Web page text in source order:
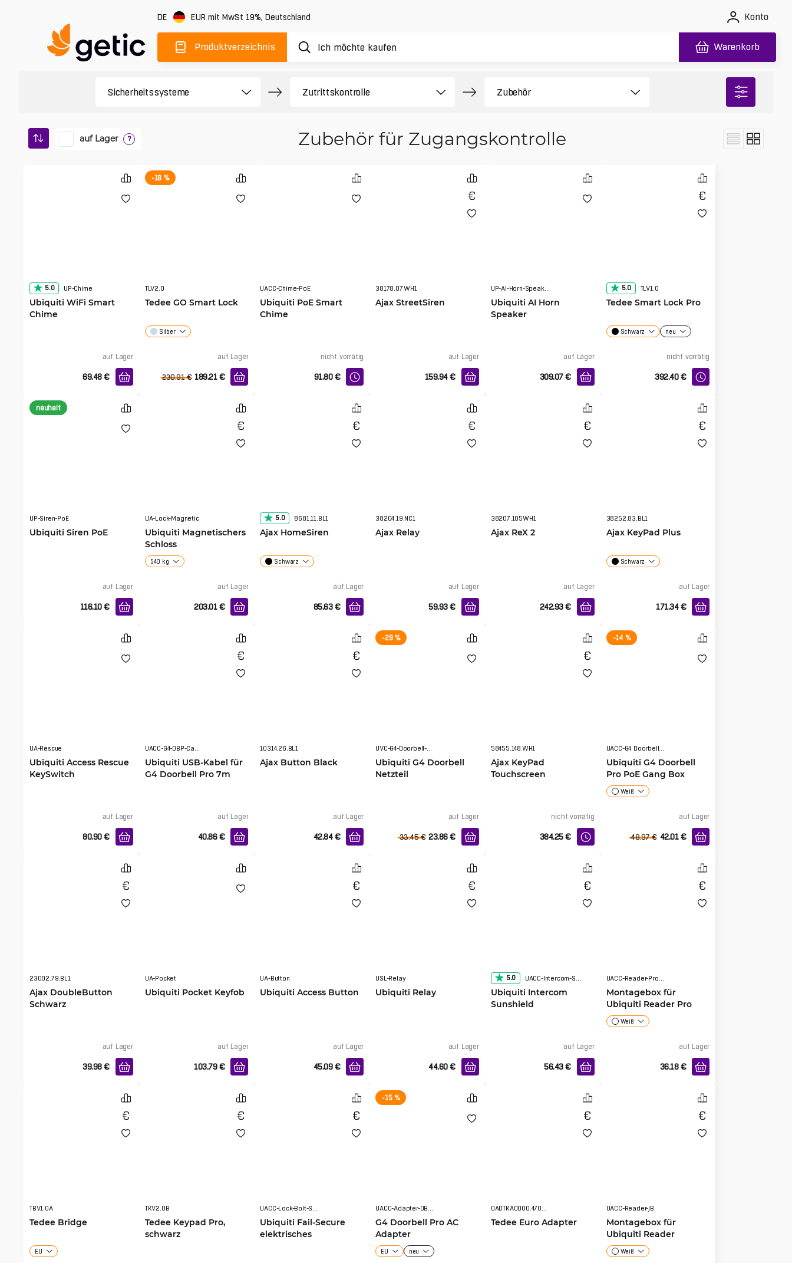
DE EUR mit MwSt 19%, Deutschland Konto
Produktverzeichnis Warenkorb
auf Lager ? Zubehör für Zugangskontrolle
5.0 UP-Chime
Ubiquiti WiFi Smart
Chime
auf Lager
69.48 €
-18 %
TLV2.0
Tedee GO Smart Lock
Silber
auf Lager
230.91 € 189.21 €
UACC-Chime-PoE
Ubiquiti PoE Smart
Chime
nicht vorrätig
91.80 €
38178.07.WH1
Ajax StreetSiren
auf Lager
159.94 €
UP-AI-Horn-Speaker-W
Ubiquiti AI Horn
Speaker
auf Lager
309.07 €
5.0 TLV1.0
Tedee Smart Lock Pro
Schwarz neu
nicht vorrätig
392.40 €
neuheit
UP-Siren-PoE
Ubiquiti Siren PoE
auf Lager
116.10 €
UA-Lock-Magnetic
Ubiquiti Magnetischers
Schloss
540 kg
auf Lager
203.01 €
5.0 8681.11.BL1
Ajax HomeSiren
Schwarz
auf Lager
85.63 €
38204.19.NC1
Ajax Relay
auf Lager
59.93 €
38207.105WH1
Ajax ReX 2
auf Lager
242.93 €
38252.83.BL1
Ajax KeyPad Plus
Schwarz
auf Lager
171.34 €
UA-Rescue
Ubiquiti Access Rescue
KeySwitch
auf Lager
80.90 €
UACC-G4-DBP-Cable-USB-7M
Ubiquiti USB-Kabel für
G4 Doorbell Pro 7m
auf Lager
40.86 €
10314.26.BL1
Ajax Button Black
auf Lager
42.84 €
-29 %
UVC-G4-Doorbell-PS
Ubiquiti G4 Doorbell
Netzteil
auf Lager
33.45 € 23.86 €
58455.148.WH1
Ajax KeyPad
Touchscreen
nicht vorrätig
384.25 €
-14 %
UACC-G4 Doorbell Pro PoE-Gang Box
Ubiquiti G4 Doorbell
Pro PoE Gang Box
Weiß
auf Lager
48.97 € 42.01 €
23002.79.BL1
Ajax DoubleButton
Schwarz
auf Lager
39.98 €
UA-Pocket
Ubiquiti Pocket Keyfob
auf Lager
103.79 €
UA-Button
Ubiquiti Access Button
auf Lager
45.09 €
USL-Relay
Ubiquiti Relay
auf Lager
44.60 €
5.0 UACC-Intercom-Sunshield
Ubiquiti Intercom
Sunshield
auf Lager
56.43 €
UACC-Reader-Pro-JB
Montagebox für
Ubiquiti Reader Pro
Weiß
auf Lager
36.18 €
TBV1.0A
Tedee Bridge
EU
TKV2.0B
Tedee Keypad Pro,
schwarz
UACC-Lock-Bolt-Secure
Ubiquiti Fail-Secure
elektrisches
-15 %
UACC-Adapter-DBAC
G4 Doorbell Pro AC
Adapter
EU neu
0ADTKA0000.4700BP
Tedee Euro Adapter
UACC-Reader-JB
Montagebox für
Ubiquiti Reader
Weiß